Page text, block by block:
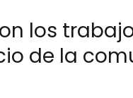
los
de la